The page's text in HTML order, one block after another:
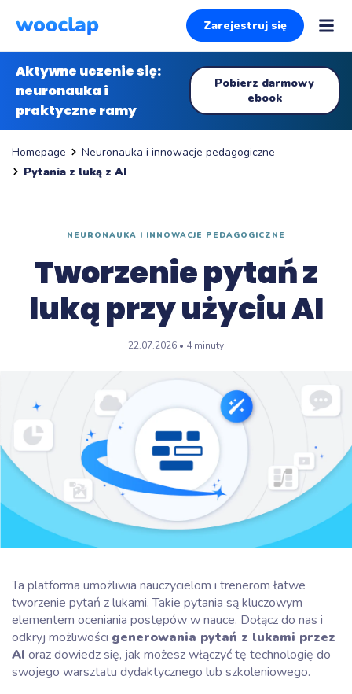
Zarejestruj się
Aktywne uczenie się:
neuronauka i
praktyczne ramy
Pobierz darmowy
ebook
Homepage
Neuronauka i innowacje pedagogiczne
Pytania z luką z AI
NEURONAUKA I INNOWACJE PEDAGOGICZNE
Tworzenie pytań z
luką przy użyciu AI
22.07.2026 • 4 minuty
Ta platforma umożliwia nauczycielom i trenerom łatwe
tworzenie pytań z lukami. Takie pytania są kluczowym
elementem oceniania postępów w nauce. Dołącz do nas i
odkryj możliwości generowania pytań z lukami przez
AI oraz dowiedz się, jak możesz włączyć tę technologię do
swojego warsztatu dydaktycznego lub szkoleniowego.